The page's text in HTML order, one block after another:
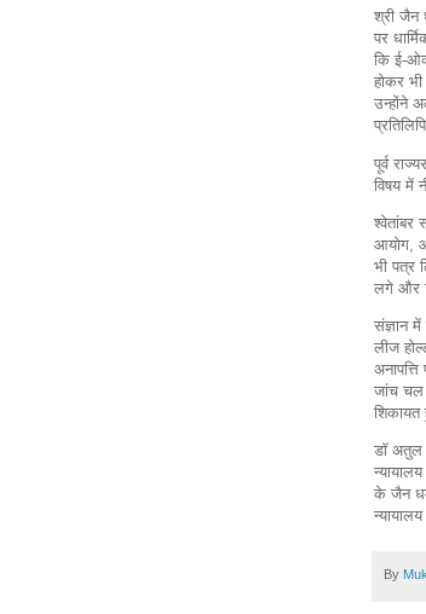
श्री जैन
पर
कि ई-
होकर
उन्होंने
पूर्व
विषय में
श्वेतांबर
आयोग,
भी पत्र
लगे और
संज्ञान
लीज
जांच चल
शिकायत
डॉ अतुल
के जैन
By